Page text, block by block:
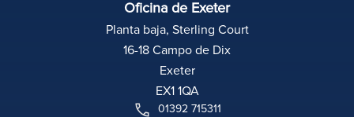
Oficina de Exeter
Planta baja, Sterling Court
16-18 Campo de Dix
Exeter
EX1 1QA
01392 715311